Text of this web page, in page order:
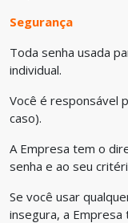
Segurança
Toda senha usada
individual.
Você é responsável
caso).
A Empresa tem o
senha e ao seu
Se você usar
insegura, a